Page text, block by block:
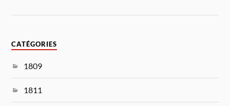
CATÉGORIES
1809
1811